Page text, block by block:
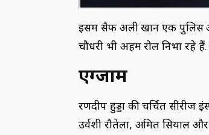
इसमें सैफ अली खान एक पुलिस
चौधरी भी अहम रोल निभा रहे
एग्जाम
रणदीप हुड्डा की चर्चित सीरीज
उर्वशी रौतेला, अमित सियाल